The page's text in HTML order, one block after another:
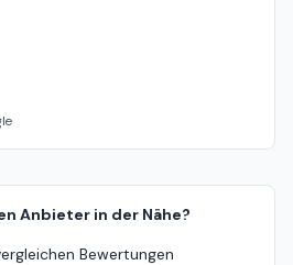
Anbieter in der Nähe?
Bewertungen